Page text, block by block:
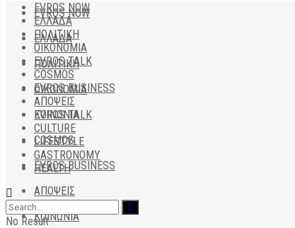
EVROS NOW
ΕΛΛΑΔΑ
ΠΟΛΙΤΙΚΗ
ΟΙΚΟΝΟΜΙΑ
EVROS TALK
COSMOS
EVROS BUSINESS
ΑΠΟΨΕΙΣ
ΚΟΙΝΩΝΙΑ
EVROS NOW
ΕΛΛΑΔΑ
ΠΟΛΙΤΙΚΗ
ΟΙΚΟΝΟΜΙΑ
EVROS TALK
COSMOS
EVROS BUSINESS
ΑΠΟΨΕΙΣ
ΚΟΙΝΩΝΙΑ
CULTURE
LIFESTYLE
GASTRONOMY
HEALTH
No Result